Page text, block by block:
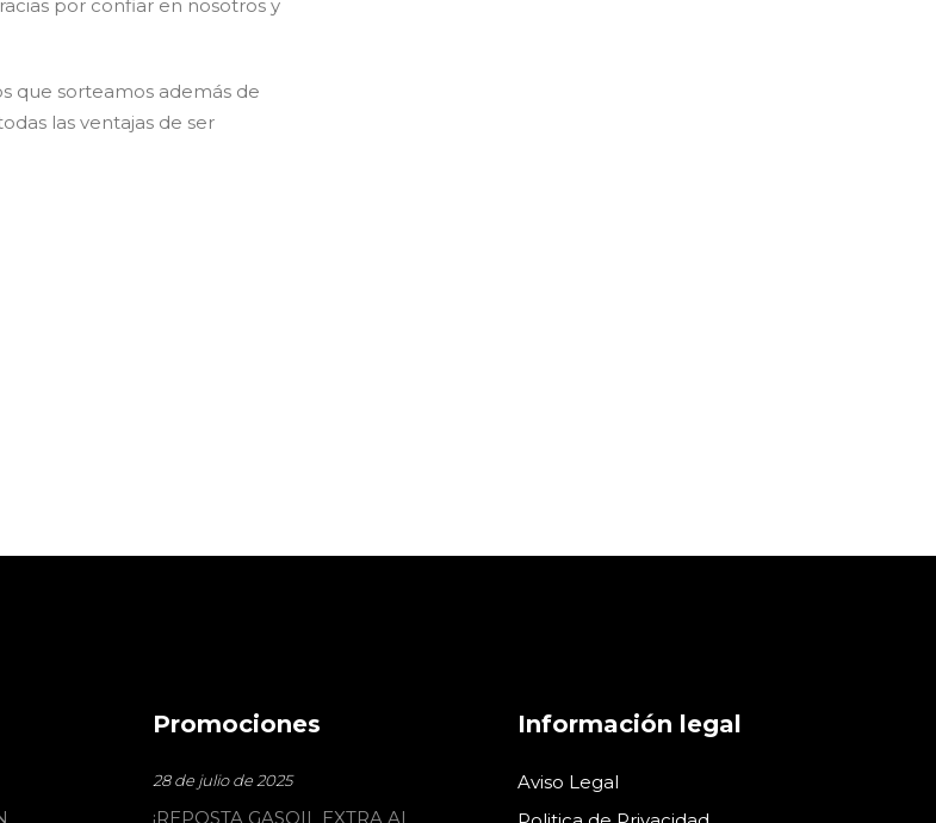
por confiar en nosotros y
que sorteamos además de
las ventajas de ser
Promociones
28 de julio de 2025
¡REPOSTA GASOIL EXTRA AL
Información legal
Aviso Legal